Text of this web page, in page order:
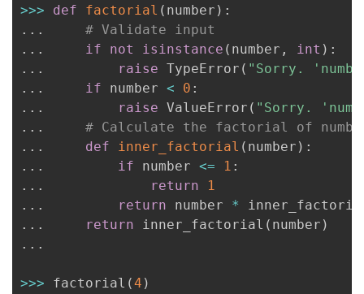
>>> def factorial ( number ) :
. . .
# Validate input
. . . if not isinstance ( number , int ) :
. . . raise TypeError ( "Sorry.
. . . if number < 0 :
. . . raise ValueError ( "Sorry.
. . .
# Calculate the factorial of
. . . def inner_factorial ( number ) :
. . . if number <= 1 :
. . . return
1
. . . return number *
. . . return inner_factorial ( number )
. . .
>>> factorial (4 )